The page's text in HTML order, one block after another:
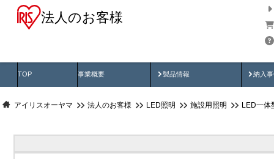
法人のお客様
TOP 事業概要 製品情報
製品動画 納入
納
アイリスオーヤマ 法人のお客様 LED照明 施設用照明 LED一体